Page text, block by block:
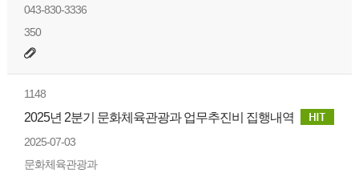
043-830-3336
350
1148
2025년 2분기 문화체육관광과 업무추진비 집행내역
2025-07-03
문화체육관광과